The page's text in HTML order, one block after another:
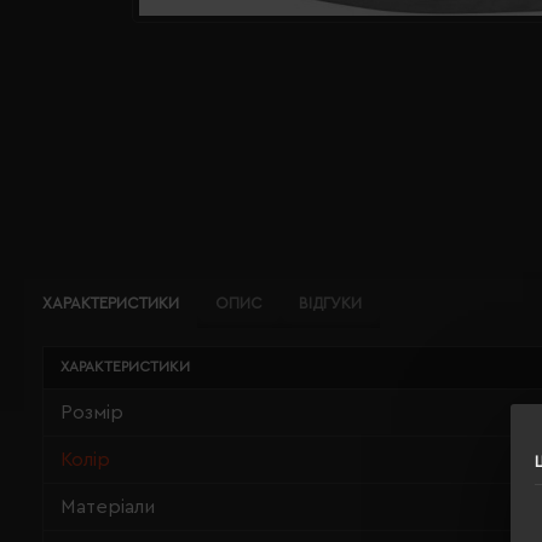
ХАРАКТЕРИСТИКИ ОПИС ВІДГУКИ
ХАРАКТЕРИСТИКИ
Розмір
Колір
Матеріали